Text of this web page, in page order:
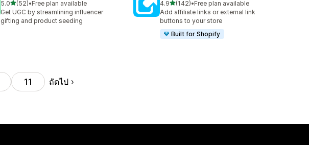
5.0เต็ม 5 ดาว
(52)
ทั้งหมด 52 รีวิว
•Free plan available
Get UGC by streamlining influencer
gifting and product seeding
4.9เต็ม 5 ดาว
(142)
ทั้งหมด 142 รีวิว
•Free plan available
Add affiliate links or external link
buttons to your store
Built for Shopify
11 ถัดไป